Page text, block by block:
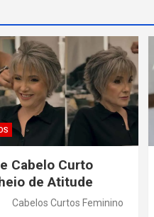
Cabelo Curto
de Atitude
Cabelos Curtos Feminino